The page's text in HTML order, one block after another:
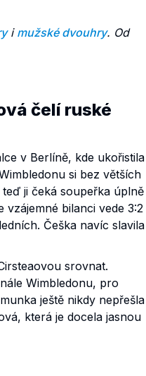
i mužské dvouhry. Od
čelí ruské
v Berlíně, kde ukořistila
si bez větších
ji čeká soupeřka úplně
vzájemné bilanci vede 3:2
Češka navíc slavila
srovnat.
Wimbledonu, pro
ještě nikdy nepřešla
která je docela jasnou